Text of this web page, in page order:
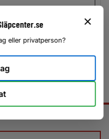
eller privatperson?